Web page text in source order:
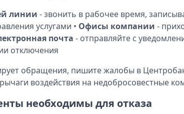
линии - звонить в рабочее время,
услугами • Офисы компании -
почта - отправляйте с
отключения
обращения, пишите жалобы в
воздействия на недобросовестные
необходимы для отказа